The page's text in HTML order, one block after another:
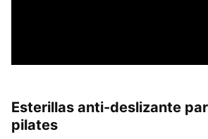
Esterillas anti-deslizante
pilates